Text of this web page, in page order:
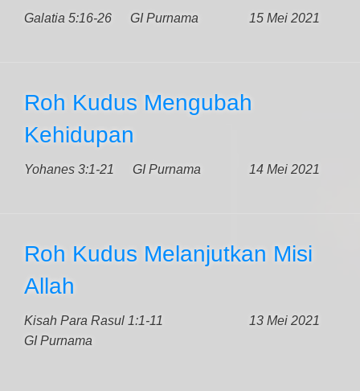
Galatia 5:16-26 15 Mei 2021
GI Purnama
Roh Kudus Mengubah
Kehidupan
Yohanes 3:1-21 14 Mei 2021
GI Purnama
Roh Kudus Melanjutkan Misi
Allah
Kisah Para Rasul 1:1-11
13 Mei 2021
GI Purnama